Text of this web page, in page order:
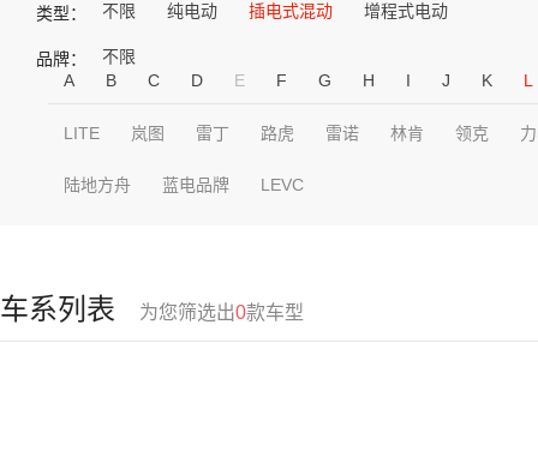
类型： 不限 纯电动 插电式混动 增程式电动
品牌：
不限
A
B C D E F G H I J K L
LITE 岚图 雷丁 路虎 雷诺 林肯 领克
陆地方舟 蓝电品牌 LEVC
车系列表 为您筛选出0款车型